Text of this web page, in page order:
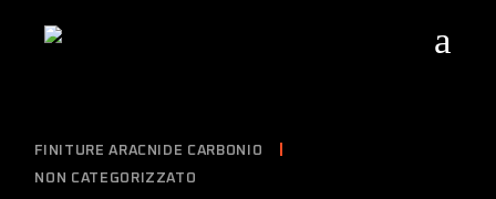
FINITURE ARACNIDE CARBONIO
NON CATEGORIZZATO